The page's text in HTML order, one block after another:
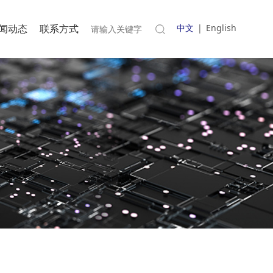
中文 | English
动态 联系方式